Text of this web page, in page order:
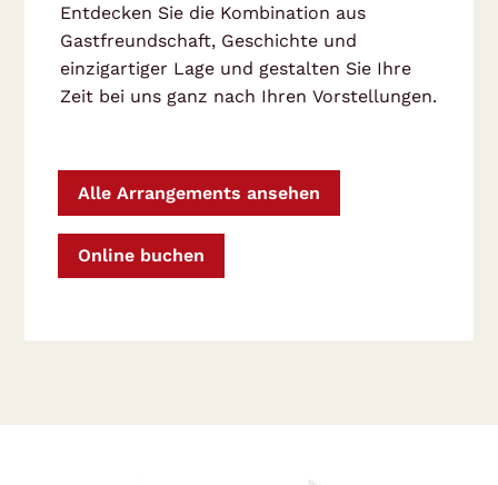
Entdecken Sie die Kombination aus
Gastfreundschaft, Geschichte und
einzigartiger Lage und gestalten Sie Ihre
Zeit bei uns ganz nach Ihren Vorstellungen.
Alle Arrangements ansehen
Online buchen